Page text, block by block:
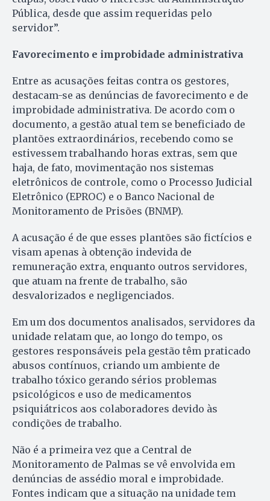
Pública, desde que assim requeridas pelo
servidor”.
Favorecimento e improbidade administrativa
Entre as acusações feitas contra os gestores,
destacam-se as denúncias de favorecimento e de
improbidade administrativa. De acordo com o
documento, a gestão atual tem se beneficiado de
plantões extraordinários, recebendo como se
estivessem trabalhando horas extras, sem que
haja, de fato, movimentação nos sistemas
eletrônicos de controle, como o Processo Judicial
Eletrônico (EPROC) e o Banco Nacional de
Monitoramento de Prisões (BNMP).
A acusação é de que esses plantões são fictícios e
visam apenas à obtenção indevida de
remuneração extra, enquanto outros servidores,
que atuam na frente de trabalho, são
desvalorizados e negligenciados.
Em um dos documentos analisados, servidores da
unidade relatam que, ao longo do tempo, os
gestores responsáveis pela gestão têm praticado
abusos contínuos, criando um ambiente de
trabalho tóxico gerando sérios problemas
psicológicos e uso de medicamentos
psiquiátricos aos colaboradores devido às
condições de trabalho.
Não é a primeira vez que a Central de
Monitoramento de Palmas se vê envolvida em
denúncias de assédio moral e improbidade.
Fontes indicam que a situação na unidade tem